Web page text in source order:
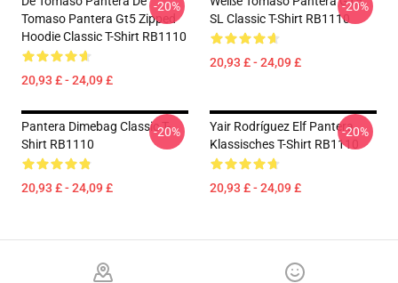
Tomaso Pantera Gt5 Zipped
Hoodie Classic T-Shirt RB1110
20,93 £ - 24,09 £
-20%
SL Classic T-Shirt RB1110
20,93 £ - 24,09 £
-20%
Pantera Dimebag Classic T-
Shirt RB1110
20,93 £ - 24,09 £
-20%
Yair Rodríguez Elf Pantera
Klassisches T-Shirt RB1110
20,93 £ - 24,09 £
-20%